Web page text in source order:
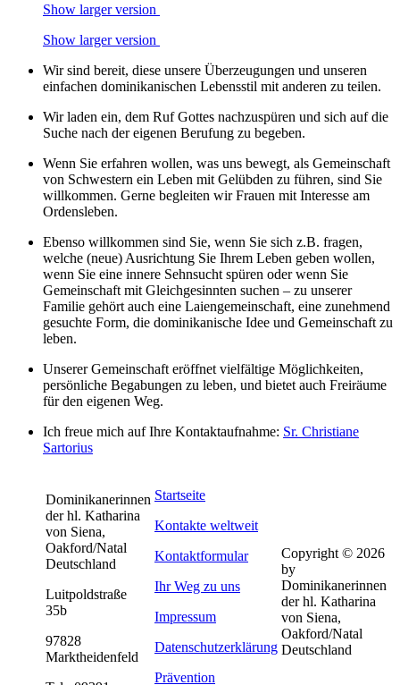
Show larger version
Show larger version
Wir sind bereit, diese unsere Überzeugungen und unseren
einfachen dominikanischen Lebensstil mit anderen zu teilen.
Wir laden ein, dem Ruf Gottes nachzuspüren und sich auf die
Suche nach der eigenen Berufung zu begeben.
Wenn Sie erfahren wollen, was uns bewegt, als Gemeinschaft
von Schwestern ein Leben mit Gelübden zu führen, sind Sie
willkommen. Gerne begleiten wir Frauen mit Interesse am
Ordensleben.
Ebenso willkommen sind Sie, wenn Sie sich z.B. fragen,
welche (neue) Ausrichtung Sie Ihrem Leben geben wollen,
wenn Sie eine innere Sehnsucht spüren oder wenn Sie
Gemeinschaft mit Gleichgesinnten suchen – zu unserer
Familie gehört auch eine Laiengemeinschaft, eine zunehmend
gesuchte Form, die dominikanische Idee und Gemeinschaft zu
leben.
Unserer Gemeinschaft eröffnet vielfältige Möglichkeiten,
persönliche Begabungen zu leben, und bietet auch Freiräume
für den eigenen Weg.
Ich freue mich auf Ihre Kontaktaufnahme: Sr. Christiane
Sartorius
Dominikanerinnen
der hl. Katharina
von Siena,
Oakford/Natal
Deutschland
Luitpoldstraße
35b
97828
Marktheidenfeld
Startseite
Kontakte weltweit
Kontaktformular
Ihr Weg zu uns
Impressum
Datenschutzerklärung
Prävention
Copyright © 2026
by
Dominikanerinnen
der hl. Katharina
von Siena,
Oakford/Natal
Deutschland